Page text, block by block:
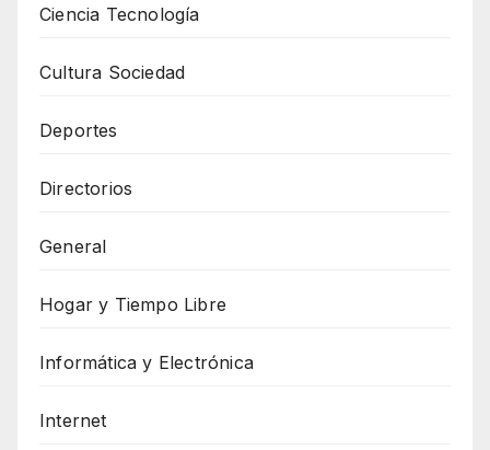
Ciencia Tecnología
Cultura Sociedad
Deportes
Directorios
General
Hogar y Tiempo Libre
Informática y Electrónica
Internet